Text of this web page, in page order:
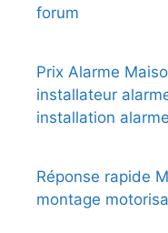
forum
Prix Alarme
installateur
installation
Réponse rapide
montage